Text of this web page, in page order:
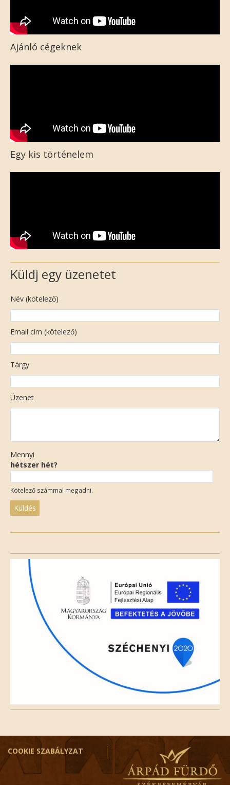
Ajánló cégeknek
Egy kis történelem
Küldj egy üzenetet
Név (kötelező)
Email cím (kötelező)
Tárgy
Üzenet
Mennyi
hétszer hét?
Kötelező számmal megadni.
field
empty.
COOKIE SZABÁLYZAT